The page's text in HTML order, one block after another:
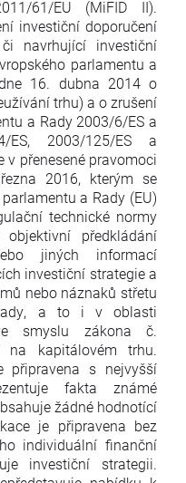
61/EU (MiFID II).
investiční doporučení
navrhující investiční
parlamentu a
16. dubna 2014 o
trhu) a o zrušení
a Rady 2003/6/ES a
ES, 2003/125/ES a
v přenesené pravomoci
2016, kterým se
a Rady (EU)
technické normy
předkládání
jiných informací
investiční strategie a
nebo náznaků střetu
a to i v oblasti
smyslu zákona č.
na kapitálovém trhu.
připravena s nejvyšší
fakta známé
žádné hodnotící
je připravena bez
individuální finanční
investiční strategii.